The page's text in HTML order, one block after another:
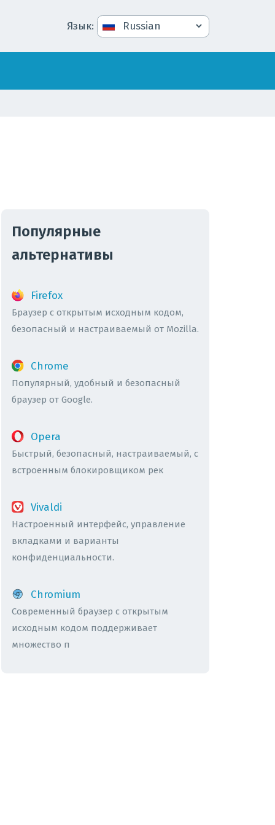
Язык:
Популярные
альтернативы
Firefox
Браузер с открытым исходным кодом,
безопасный и настраиваемый от Mozilla.
Chrome
Популярный, удобный и безопасный
браузер от Google.
Opera
Быстрый, безопасный, настраиваемый, с
встроенным блокировщиком рек
Vivaldi
Настроенный интерфейс, управление
вкладками и варианты
конфиденциальности.
Chromium
Современный браузер с открытым
исходным кодом поддерживает
множество п